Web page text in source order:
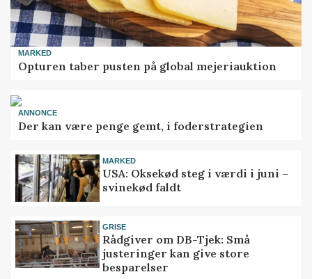
MARKED
Opturen taber pusten på global mejeriauktion
ANNONCE
Der kan være penge gemt, i foderstrategien
MARKED
USA: Oksekød steg i værdi i juni –
svinekød faldt
GRISE
Rådgiver om DB-Tjek: Små
justeringer kan give store
besparelser